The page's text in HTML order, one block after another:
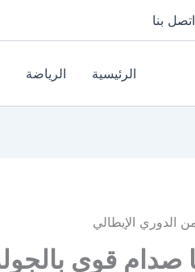
اتصل بنا
الرئيسية الرياضة